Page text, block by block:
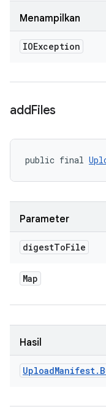
Menampilkan
IOException
addFiles
public final
Parameter
digestToFile
Map
Hasil
UploadManifest.